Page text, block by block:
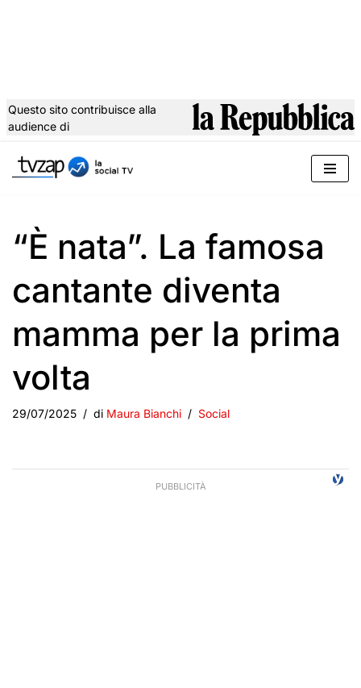
al
Questo sito contribuisce alla
audience di
“È nata”. La famosa
cantante diventa
mamma per la prima
volta
29/07/2025 di Maura Bianchi Social